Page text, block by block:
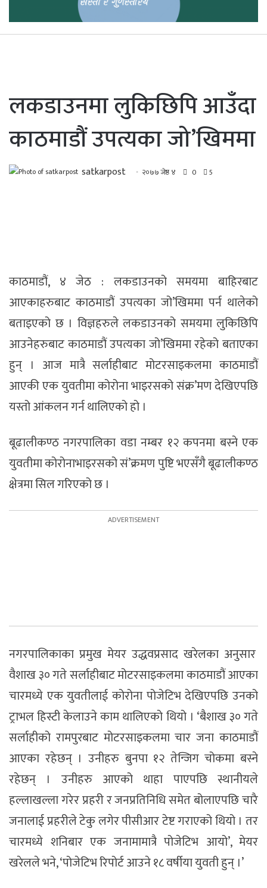
लकडाउनमा लुकिछिपि आउँदा
काठमाडौं उपत्यका जो’खिममा
satkarpost २०७७ जेष्ठ ४ 0 5
काठमाडौं, ४ जेठ : लकडाउनको समयमा बाहिरबाट
आएकाहरुबाट काठमाडौं उपत्यका जो’खिममा पर्न थालेको
बताइएको छ । विज्ञहरुले लकडाउनको समयमा लुकिछिपि
आउनेहरुबाट काठमाडौं उपत्यका जो’खिममा रहेको बताएका
हुन् । आज मात्रै सर्लाहीबाट मोटरसाइकलमा काठमाडौं
आएकी एक युवतीमा कोरोना भाइरसको संक्र’मण देखिएपछि
यस्तो आंकलन गर्न थालिएको हो ।
बूढालीकण्ठ नगरपालिका वडा नम्बर १२ कपनमा बस्ने एक
युवतीमा कोरोनाभाइरसको सं’क्रमण पुष्टि भएसँगै बूढालीकण्ठ
क्षेत्रमा सिल गरिएको छ ।
नगरपालिकाका प्रमुख मेयर उद्धवप्रसाद खरेलका अनुसार
वैशाख ३० गते सर्लाहीबाट मोटरसाइकलमा काठमाडौं आएका
चारमध्ये एक युवतीलाई कोरोना पोजेटिभ देखिएपछि उनको
ट्राभल हिस्टी केलाउने काम थालिएको थियो । ‘बैशाख ३० गते
सर्लाहीको रामपुरबाट मोटरसाइकलमा चार जना काठमाडौं
आएका रहेछन् । उनीहरु बुनपा १२ तेन्जिग चोकमा बस्ने
रहेछन् । उनीहरु आएको थाहा पाएपछि स्थानीयले
हल्लाखल्ला गरेर प्रहरी र जनप्रतिनिधि समेत बोलाएपछि चारै
जनालाई प्रहरीले टेकु लगेर पीसीआर टेष्ट गराएको थियो । तर
चारमध्ये शनिबार एक जनामामात्रै पोजेटिभ आयो’, मेयर
खरेलले भने, ‘पोजेटिभ रिपोर्ट आउने १८ वर्षीया युवती हुन् ।’